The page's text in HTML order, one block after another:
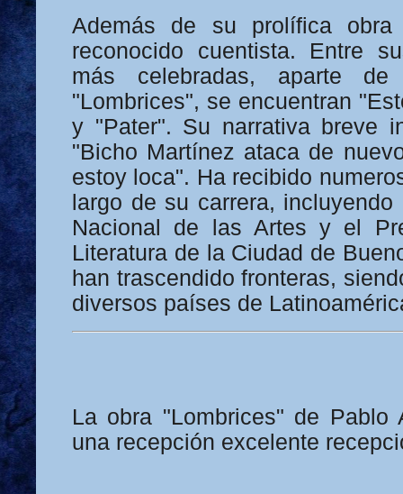
Además de su prolífica
reconocido cuentista. Entre
más celebradas, aparte de
"Lombrices", se encuentran
y "Pater". Su narrativa breve
"Bicho Martínez ataca de
estoy loca". Ha recibido
largo de su carrera,
Nacional de las Artes y el
Literatura de la Ciudad de
han trascendido fronteras,
diversos países de
La obra "Lombrices" de Pablo
una recepción excelente